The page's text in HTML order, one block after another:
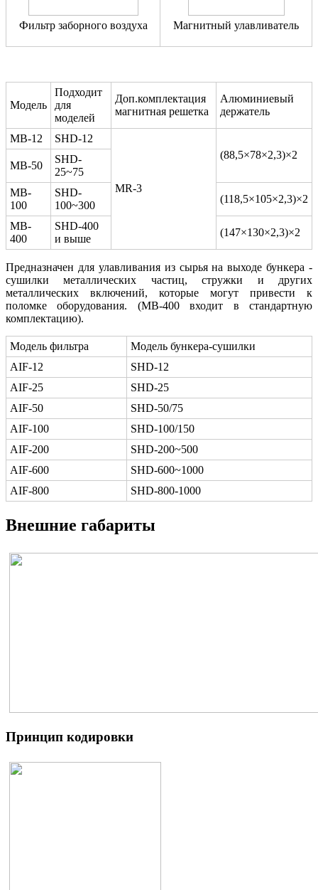
Фильтр заборного воздуха Магнитный улавливатель
Модель
Подходит
для
моделей
Доп.комплектация
магнитная решетка
Алюминиевый
держатель
MB-12 SHD-12
MR-3
(88,5×78×2,3)×2
MB-50
SHD-
25~75
MB-
100
SHD-
100~300
(118,5×105×2,3)×2
MB-
400
SHD-400
и выше
(147×130×2,3)×2
Предназначен для улавливания из сырья на выходе бункера -
сушилки металлических частиц, стружки и других
металлических включений, которые могут привести к
поломке оборудования. (МВ-400 входит в стандартную
комплектацию).
Модель фильтра
Модель бункера-сушилки
AIF-12
SHD-12
AIF-25
SHD-25
AIF-50
SHD-50/75
AIF-100
SHD-100/150
AIF-200
SHD-200~500
AIF-600
SHD-600~1000
AIF-800
SHD-800-1000
Внешние габариты
Принцип кодировки